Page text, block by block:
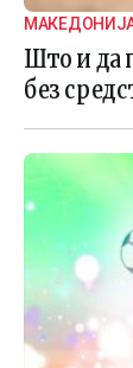
Што и да
без